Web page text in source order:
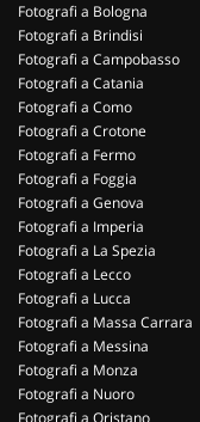
Fotografi a Bologna
Fotografi a Brindisi
Fotografi a Campobasso
Fotografi a Catania
Fotografi a Como
Fotografi a Crotone
Fotografi a Fermo
Fotografi a Foggia
Fotografi a Genova
Fotografi a Imperia
Fotografi a La Spezia
Fotografi a Lecco
Fotografi a Lucca
Fotografi a Massa Carrara
Fotografi a Messina
Fotografi a Monza
Fotografi a Nuoro
Fotografi a Oristano